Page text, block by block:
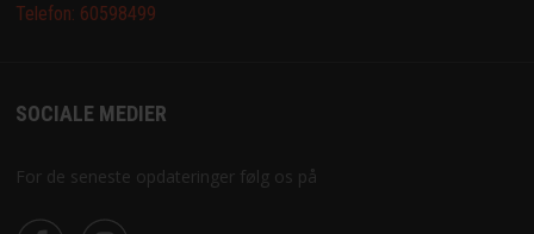
Telefon: 60598499
SOCIALE MEDIER
For de seneste opdateringer følg os på